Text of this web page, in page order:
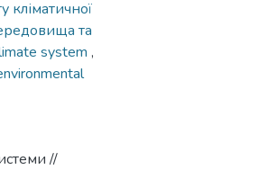
кліматичної
та
system ,
//